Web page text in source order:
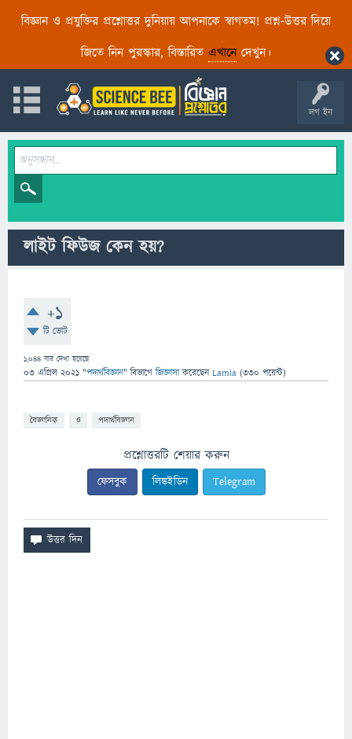
বিজ্ঞান ও প্রযুক্তির প্রশ্নোত্তর দুনিয়ায় আপনাকে স্বাগতম! প্রশ্ন-উত্তর দিয়ে
জিতে নিন পুরস্কার, বিস্তারিত এখানেদেখুন।
লগ ইন
লাইট ফিউজ কেন হয়?
+1
টি ভোট
1,044 বার দেখা হয়েছে
03 এপ্রিল 2021 "পদার্থবিজ্ঞান" বিভাগে জিজ্ঞাসাকরেছেনLamia (330 পয়েন্ট)
বৈজ্ঞানিক ও পদার্থবিজ্ঞান
প্রশ্নোত্তরটি শেয়ার করুন
ফেসবুক লিঙ্কইডিন Telegram